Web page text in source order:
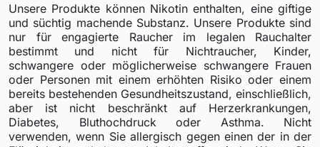
Unsere Produkte können Nikotin enthalten, eine giftige
und süchtig machende Substanz. Unsere Produkte sind
nur für engagierte Raucher im legalen Rauchalter
bestimmt und nicht für Nichtraucher, Kinder,
schwangere oder möglicherweise schwangere Frauen
oder Personen mit einem erhöhten Risiko oder einem
bereits bestehenden Gesundheitszustand, einschließlich,
aber ist nicht beschränkt auf Herzerkrankungen,
Diabetes, Bluthochdruck oder Asthma. Nicht
verwenden, wenn Sie allergisch gegen einen der in der